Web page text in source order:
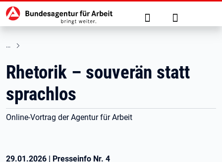
zu den Hauptinhalten springen
Hauptnavigation Suche Anmelden
Rhetorik – souverän statt
sprachlos
Online-Vortrag der Agentur für Arbeit
29.01.2026 | Presseinfo Nr. 4